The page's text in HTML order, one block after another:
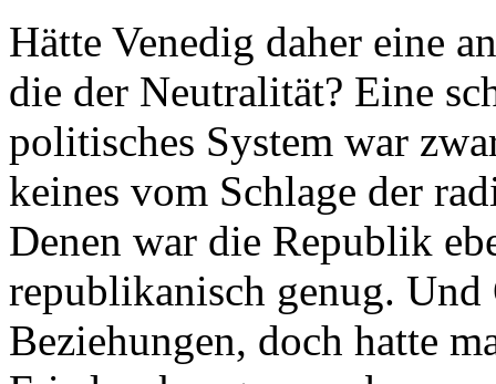
Hätte Venedig daher eine
die der Neutralität? Eine
politisches System war
keines vom Schlage der
Denen war die Republik
republikanisch genug.
Beziehungen, doch hatte